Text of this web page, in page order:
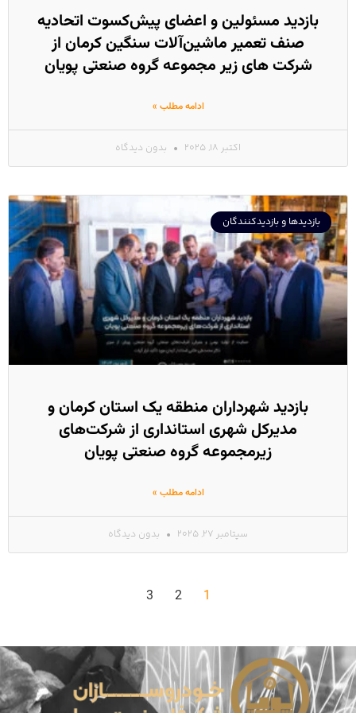
بازدید مسئولین و اعضای پیش‌کسوت اتحادیه
صنف تعمیر ماشین‌آلات سنگین کرمان از
شرکت های زیر مجموعه گروه صنعتی پویان
ادامه مطلب »
اکتبر 18, 2025 بدون دیدگاه
بازدیدها و بازدیدکنندگان
بازدید شهرداران منطقه یک استان کرمان و
مدیرکل شهری استانداری از شرکت‌های
زیرمجموعه گروه صنعتی پویان
ادامه مطلب »
سپتامبر 27, 2025 بدون دیدگاه
1
2
3